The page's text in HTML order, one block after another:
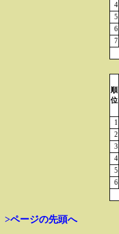
4
5
6
7
順
位
1
2
3
4
5
6
>ページの先頭へ